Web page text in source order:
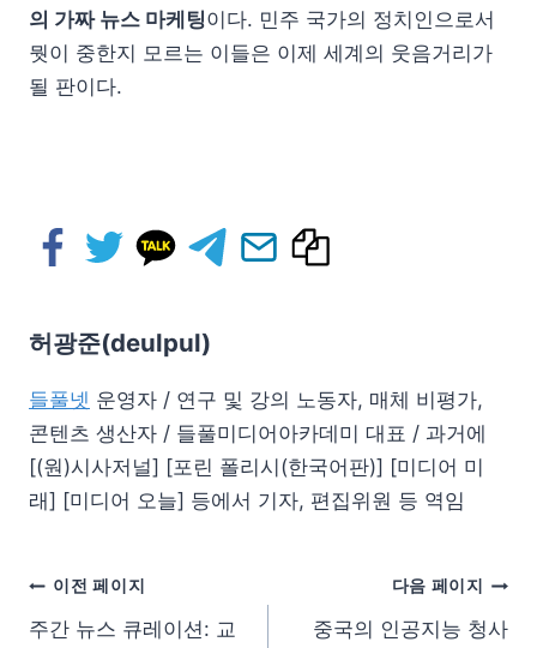
의 가짜 뉴스 마케팅이다. 민주 국가의 정치인으로서
뭣이 중한지 모르는 이들은 이제 세계의 웃음거리가
될 판이다.
허광준(deulpul)
들풀넷 운영자 / 연구 및 강의 노동자, 매체 비평가,
콘텐츠 생산자 / 들풀미디어아카데미 대표 / 과거에
[(원)시사저널] [포린 폴리시(한국어판)] [미디어 미
래] [미디어 오늘] 등에서 기자, 편집위원 등 역임
이전 페이지
주간 뉴스 큐레이션: 교
다음 페이지
중국의 인공지능 청사